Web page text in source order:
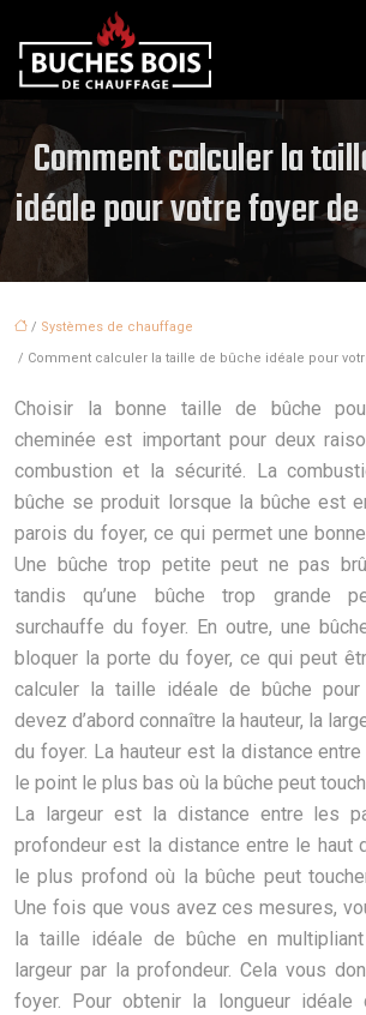
Comment calculer la
idéale pour votre foyer
/ Systèmes de chauffage
/ Comment calculer la taille de bûche idéale pour
Choisir la bonne taille de bûche
cheminée est important pour deux
combustion et la sécurité. La
bûche se produit lorsque la bûche est
parois du foyer, ce qui permet une bonne
Une bûche trop petite peut ne pas
tandis qu’une bûche trop grande
surchauffe du foyer. En outre, une
bloquer la porte du foyer, ce qui peut
calculer la taille idéale de bûche
devez d’abord connaître la hauteur, la
du foyer. La hauteur est la distance
le point le plus bas où la bûche peut
La largeur est la distance entre les
profondeur est la distance entre le haut
le plus profond où la bûche peut
Une fois que vous avez ces mesures,
la taille idéale de bûche en
largeur par la profondeur. Cela vous
foyer. Pour obtenir la longueur idéale